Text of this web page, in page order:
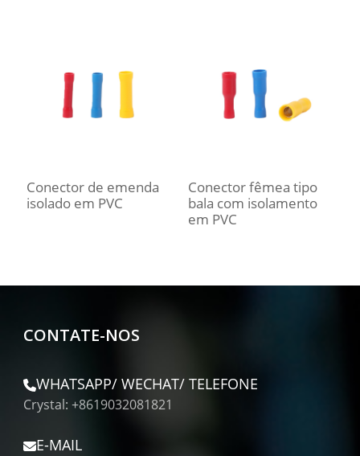
Conector de emenda
isolado em PVC
Conector fêmea tipo
bala com isolamento
em PVC
CONTATE-NOS
WHATSAPP/ WECHAT/ TELEFONE
Crystal: +8619032081821
E-MAIL